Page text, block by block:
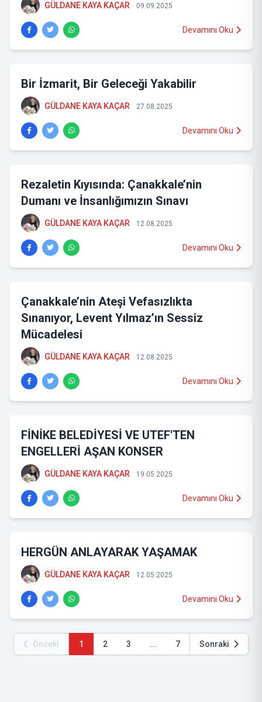
GÜLDANE KAYA KAÇAR 09.09.2025
Devamını Oku
Bir İzmarit, Bir Geleceği Yakabilir
GÜLDANE KAYA KAÇAR 27.08.2025
Devamını Oku
Rezaletin Kıyısında: Çanakkale’nin
Dumanı ve İnsanlığımızın Sınavı
GÜLDANE KAYA KAÇAR 12.08.2025
Devamını Oku
Çanakkale’nin Ateşi Vefasızlıkta
Sınanıyor, Levent Yılmaz’ın Sessiz
Mücadelesi
GÜLDANE KAYA KAÇAR 12.08.2025
Devamını Oku
FİNİKE BELEDİYESİ VE UTEF'TEN
ENGELLERİ AŞAN KONSER
GÜLDANE KAYA KAÇAR 19.05.2025
Devamını Oku
HERGÜN ANLAYARAK YAŞAMAK
GÜLDANE KAYA KAÇAR 12.05.2025
Devamını Oku
Önceki 1 2 3 ... 7 Sonraki